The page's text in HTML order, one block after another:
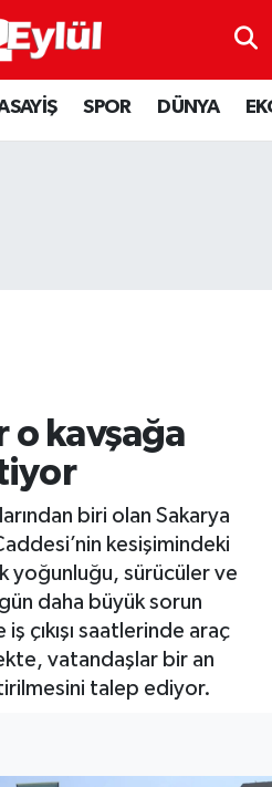
SPOR DÜNYA
o kavşağa
biri olan Sakarya
kesişimindeki
yoğunluğu, sürücüler ve
daha büyük sorun
çıkışı saatlerinde araç
vatandaşlar bir an
talep ediyor.